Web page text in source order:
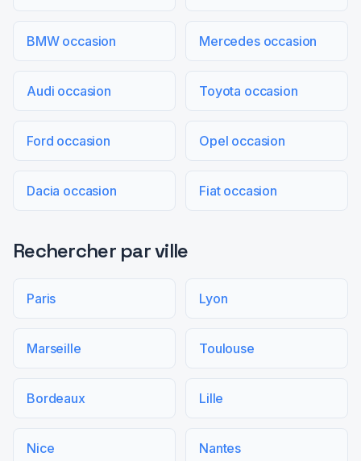
BMW occasion Mercedes occasion
Audi occasion Toyota occasion
Ford occasion Opel occasion
Dacia occasion Fiat occasion
Rechercher par ville
Paris Lyon
Marseille Toulouse
Bordeaux Lille
Nice Nantes